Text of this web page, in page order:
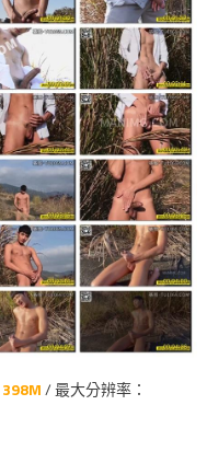
398M/ 最大分辨率：